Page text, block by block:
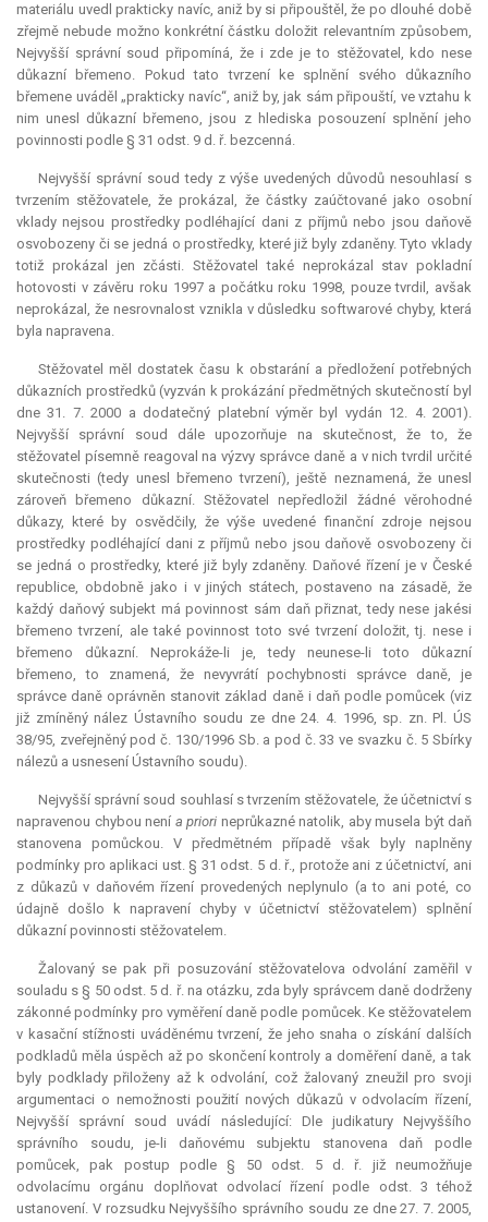
materiálu uvedl prakticky navíc, aniž by si připouštěl, že po dlouhé době
zřejmě nebude možno konkrétní částku doložit relevantním způsobem,
Nejvyšší správní soud připomíná, že i zde je to stěžovatel, kdo nese
důkazní břemeno. Pokud tato tvrzení ke splnění svého důkazního
břemene uváděl „prakticky navíc“, aniž by, jak sám připouští, ve vztahu k
nim unesl důkazní břemeno, jsou z hlediska posouzení splnění jeho
povinnosti podle § 31 odst. 9 d. ř. bezcenná.
Nejvyšší správní soud tedy z výše uvedených důvodů nesouhlasí s
tvrzením stěžovatele, že prokázal, že částky zaúčtované jako osobní
vklady nejsou prostředky podléhající dani z příjmů nebo jsou daňově
osvobozeny či se jedná o prostředky, které již byly zdaněny. Tyto vklady
totiž prokázal jen zčásti. Stěžovatel také neprokázal stav pokladní
hotovosti v závěru roku 1997 a počátku roku 1998, pouze tvrdil, avšak
neprokázal, že nesrovnalost vznikla v důsledku softwarové chyby, která
byla napravena.
Stěžovatel měl dostatek času k obstarání a předložení potřebných
důkazních prostředků (vyzván k prokázání předmětných skutečností byl
dne 31. 7. 2000 a dodatečný platební výměr byl vydán 12. 4. 2001).
Nejvyšší správní soud dále upozorňuje na skutečnost, že to, že
stěžovatel písemně reagoval na výzvy správce daně a v nich tvrdil určité
skutečnosti (tedy unesl břemeno tvrzení), ještě neznamená, že unesl
zároveň břemeno důkazní. Stěžovatel nepředložil žádné věrohodné
důkazy, které by osvědčily, že výše uvedené finanční zdroje nejsou
prostředky podléhající dani z příjmů nebo jsou daňově osvobozeny či
se jedná o prostředky, které již byly zdaněny. Daňové řízení je v České
republice, obdobně jako i v jiných státech, postaveno na zásadě, že
každý daňový subjekt má povinnost sám daň přiznat, tedy nese jakési
břemeno tvrzení, ale také povinnost toto své tvrzení doložit, tj. nese i
břemeno důkazní. Neprokáže-li je, tedy neunese-li toto důkazní
břemeno, to znamená, že nevyvrátí pochybnosti správce daně, je
správce daně oprávněn stanovit základ daně i daň podle pomůcek (viz
již zmíněný nález Ústavního soudu ze dne 24. 4. 1996, sp. zn. Pl. ÚS
38/95, zveřejněný pod č. 130/1996 Sb. a pod č. 33 ve svazku č. 5 Sbírky
nálezů a usnesení Ústavního soudu).
Nejvyšší správní soud souhlasí s tvrzením stěžovatele, že účetnictví s
napravenou chybou není a priori neprůkazné natolik, aby musela být daň
stanovena pomůckou. V předmětném případě však byly naplněny
podmínky pro aplikaci ust. § 31 odst. 5 d. ř., protože ani z účetnictví, ani
z důkazů v daňovém řízení provedených neplynulo (a to ani poté, co
údajně došlo k napravení chyby v účetnictví stěžovatelem) splnění
důkazní povinnosti stěžovatelem.
Žalovaný se pak při posuzování stěžovatelova odvolání zaměřil v
souladu s § 50 odst. 5 d. ř. na otázku, zda byly správcem daně dodrženy
zákonné podmínky pro vyměření daně podle pomůcek. Ke stěžovatelem
v kasační stížnosti uváděnému tvrzení, že jeho snaha o získání dalších
podkladů měla úspěch až po skončení kontroly a doměření daně, a tak
byly podklady přiloženy až k odvolání, což žalovaný zneužil pro svoji
argumentaci o nemožnosti použití nových důkazů v odvolacím řízení,
Nejvyšší správní soud uvádí následující: Dle judikatury Nejvyššího
správního soudu, je-li daňovému subjektu stanovena daň podle
pomůcek, pak postup podle § 50 odst. 5 d. ř. již neumožňuje
odvolacímu orgánu doplňovat odvolací řízení podle odst. 3 téhož
ustanovení. V rozsudku Nejvyššího správního soudu ze dne 27. 7. 2005,